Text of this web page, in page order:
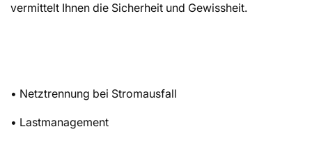
vermittelt Ihnen die Sicherheit und Gewissheit.
• Netztrennung bei Stromausfall
• Lastmanagement